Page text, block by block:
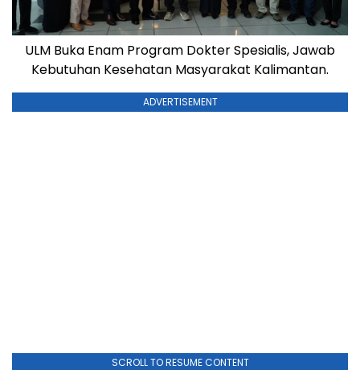
ULM Buka Enam Program Dokter Spesialis, Jawab
Kebutuhan Kesehatan Masyarakat Kalimantan.
ADVERTISEMENT
SCROLL TO RESUME CONTENT